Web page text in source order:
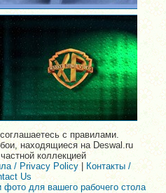
с правилами.
находящиеся на Deswal.ru
коллекцией
/ Privacy Policy| Контакты /
Us
фото для вашего рабочего стола